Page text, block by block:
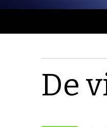
De